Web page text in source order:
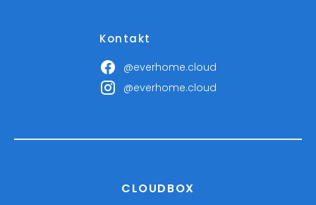
Kontakt
@everhome.cloud
@everhome.cloud
CLOUDBOX